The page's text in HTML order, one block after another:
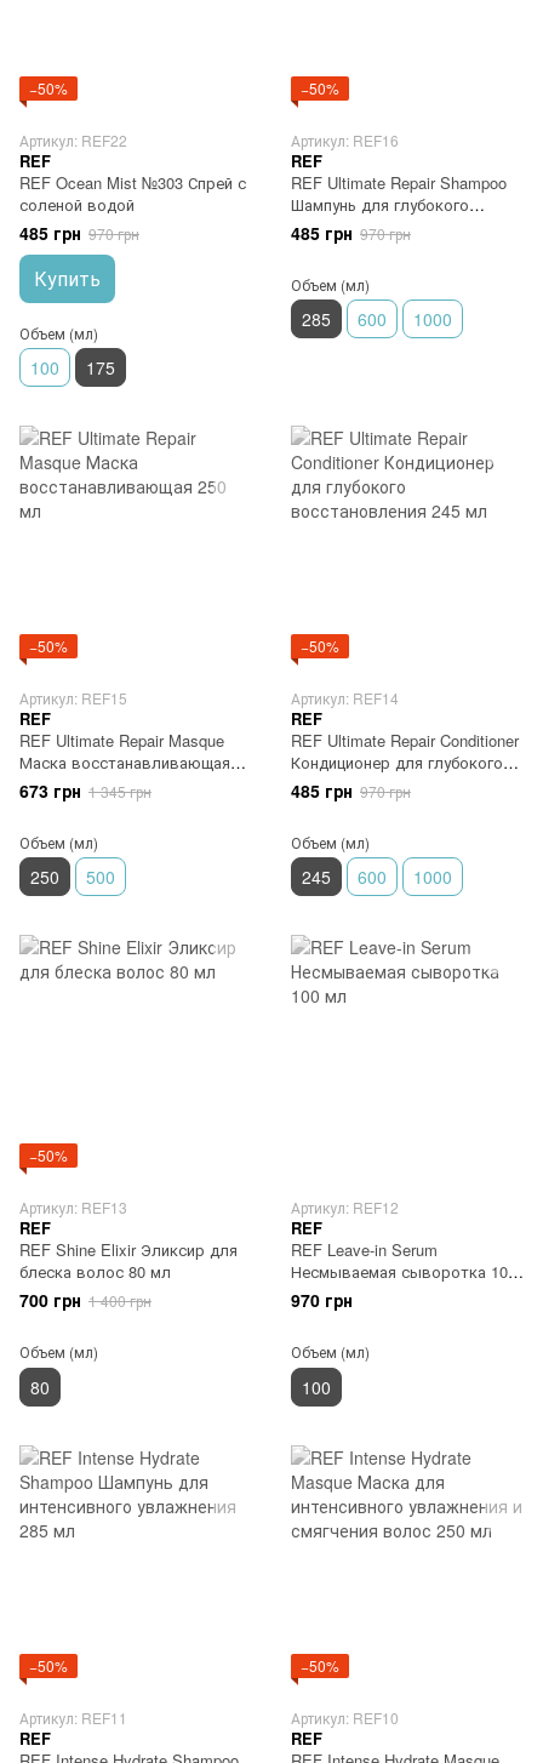
−50%
Артикул: REF22
REF
REF Ocean Mist №303 Спрей с
соленой водой
485 грн 970 грн
Купить
Объем (мл)
100 175
−50%
Артикул: REF16
REF
REF Ultimate Repair Shampoo
Шампунь для глубокого
восстановления 285 мл
485 грн 970 грн
Объем (мл)
285 600 1000
−50%
Артикул: REF15
REF
REF Ultimate Repair Masque
Маска восстанавливающая
250 мл
673 грн 1 345 грн
Объем (мл)
250 500
−50%
Артикул: REF14
REF
REF Ultimate Repair Conditioner
Кондиционер для глубокого
восстановления 245 мл
485 грн 970 грн
Объем (мл)
245 600 1000
−50%
Артикул: REF13
REF
REF Shine Elixir Эликсир для
блеска волос 80 мл
700 грн 1 400 грн
Объем (мл)
80
Артикул: REF12
REF
REF Leave-in Serum
Несмываемая сыворотка 100
мл
970 грн
Объем (мл)
100
−50%
Артикул: REF11
REF
−50%
Артикул: REF10
REF